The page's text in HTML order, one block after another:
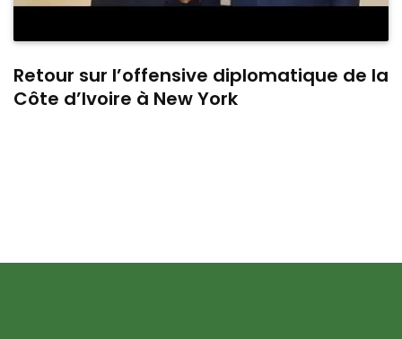
Retour sur l’offensive diplomatique de la
Côte d’Ivoire à New York